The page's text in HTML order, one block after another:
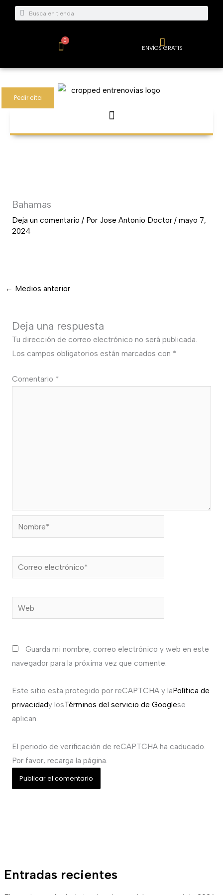
Buscar
Buscar
0
Carrito ENVÍOS GRATIS
Pedir cita
Entradas recientes
Bahamas
Deja un comentario / Por Jose Antonio Doctor / mayo 7,
2024
← Medios anterior
Deja una respuesta
Tu dirección de correo electrónico no será publicada.
Los campos obligatorios están marcados con *
Comentario *
Nombre*
Correo
electrónico*
Web
Guarda mi nombre, correo electrónico y web en este
navegador para la próxima vez que comente.
Este sitio esta protegido por reCAPTCHA y laPolítica de
privacidady losTérminos del servicio de Googlese
aplican.
El periodo de verificación de reCAPTCHA ha caducado.
Por favor, recarga la página.